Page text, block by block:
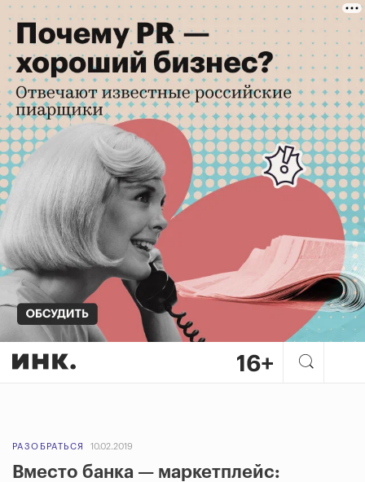
РАЗОБРАТЬСЯ 10.02.2019
Вместо банка — маркетплейс: